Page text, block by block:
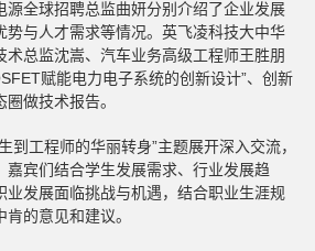
源全球招聘总监曲妍分别介绍了企业发展
势与人才需求等情况。英飞凌科技大中华
术总监沈嵩、汽车业务高级工程师王胜朋
赋能电力电子系统的创新设计”、创新
做技术报告。
到工程师的华丽转身”主题展开深入交流，
嘉宾们结合学生发展需求、行业发展趋
业发展面临挑战与机遇，结合职业生涯规
的意见和建议。